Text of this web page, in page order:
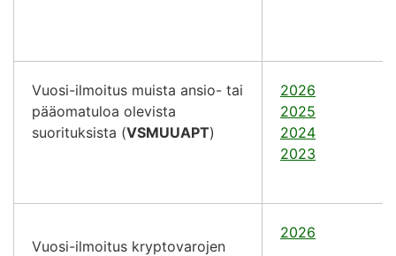
Vuosi-ilmoitus muista ansio- tai
pääomatuloa olevista
suorituksista (VSMUUAPT)
2026
2025
2024
2023
Vuosi-ilmoitus kryptovarojen
2026